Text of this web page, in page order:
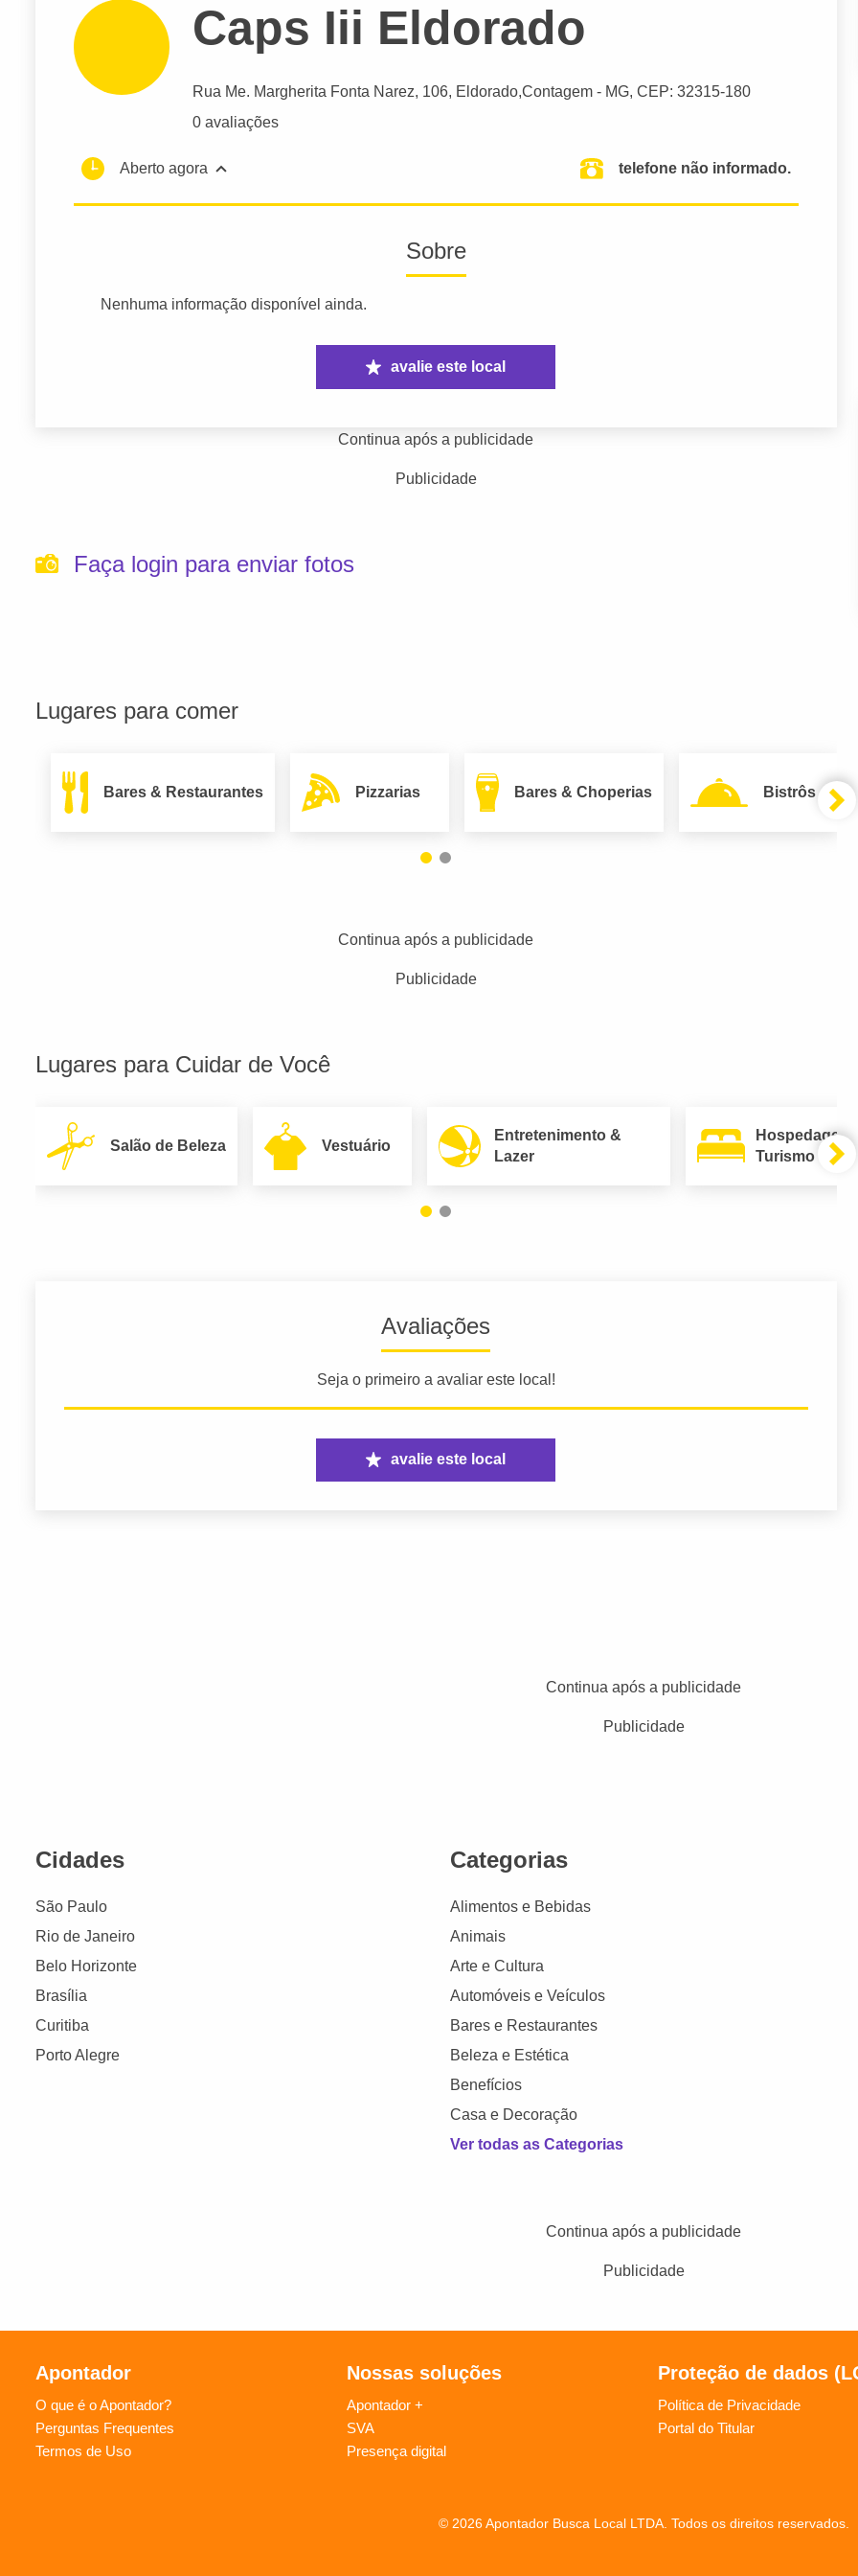
Caps Iii Eldorado
Rua Me. Margherita Fonta Narez, 106, Eldorado,Contagem - MG, CEP: 32315-180
0 avaliações
Aberto agora telefone não informado.
Sobre
Nenhuma informação disponível ainda.
avalie este local
Continua após a publicidade
Publicidade
Faça login para enviar fotos
Lugares para comer
Bares & Restaurantes Pizzarias Bares & Choperias Bistrôs
Continua após a publicidade
Publicidade
Lugares para Cuidar de Você
Salão de Beleza Vestuário
Entretenimento &
Lazer
Hospedagem
Turismo
Avaliações
Seja o primeiro a avaliar este local!
avalie este local
Continua após a publicidade
Publicidade
Cidades
São Paulo
Rio de Janeiro
Belo Horizonte
Brasília
Curitiba
Porto Alegre
Categorias
Alimentos e Bebidas
Animais
Arte e Cultura
Automóveis e Veículos
Bares e Restaurantes
Beleza e Estética
Benefícios
Casa e Decoração
Ver todas as Categorias
Continua após a publicidade
Publicidade
Apontador
O que é o Apontador?
Perguntas Frequentes
Termos de Uso
Nossas soluções
Apontador +
SVA
Presença digital
Proteção de dados
Política de Privacidade
Portal do Titular
© 2026 Apontador Busca Local LTDA. Todos os direitos reservados.